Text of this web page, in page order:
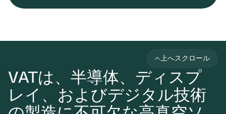
VATは、半導体、ディスプ
レイ、およびデジタル技術
上へスクロール